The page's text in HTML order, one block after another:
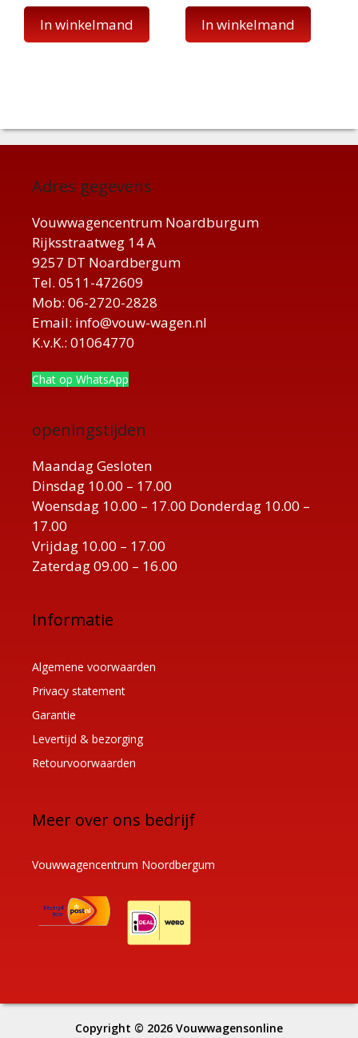
In winkelmand In winkelmand
Adres gegevens
Vouwwagencentrum Noardburgum
Rijksstraatweg 14 A
9257 DT Noardbergum
Tel. 0511-472609
Mob: 06-2720-2828
Email: info@vouw-wagen.nl
K.v.K.: 01064770
Chat op WhatsApp
openingstijden
Maandag Gesloten
Dinsdag 10.00 – 17.00
Woensdag 10.00 – 17.00 Donderdag 10.00 –
17.00
Vrijdag 10.00 – 17.00
Zaterdag 09.00 – 16.00
Informatie
Algemene voorwaarden
Privacy statement
Garantie
Levertijd & bezorging
Retourvoorwaarden
Meer over ons bedrijf
Vouwwagencentrum Noordbergum
Copyright © 2026 Vouwwagensonline